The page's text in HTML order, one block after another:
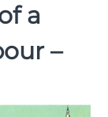
a
–